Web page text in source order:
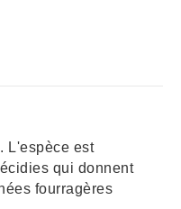
L'espèce est
qui donnent
fourragères